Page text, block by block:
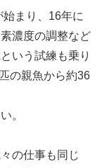
まり、16年に
濃度の調整など
いう試練も乗り
の親魚から約36
。
の仕事も同じ